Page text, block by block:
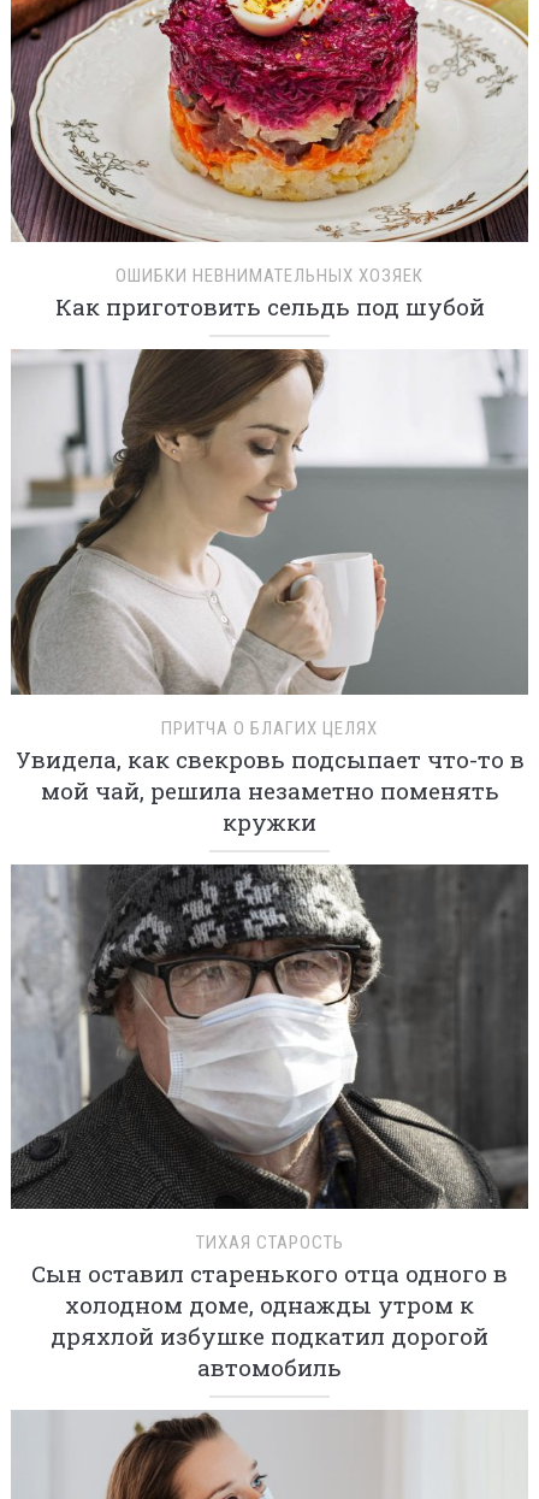
ОШИБКИ НЕВНИМАТЕЛЬНЫХ ХОЗЯЕК
Как приготовить сельдь под шубой
ПРИТЧА О БЛАГИХ ЦЕЛЯХ
Увидела, как свекровь подсыпает что-то в
мой чай, решила незаметно поменять
кружки
ТИХАЯ СТАРОСТЬ
Сын оставил старенького отца одного в
холодном доме, однажды утром к
дряхлой избушке подкатил дорогой
автомобиль